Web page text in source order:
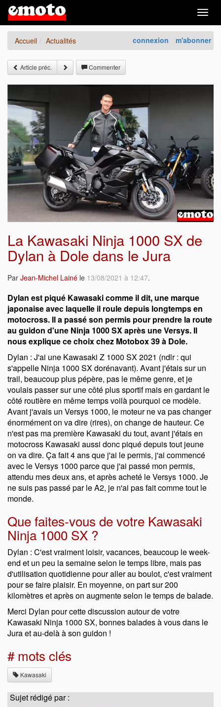
connexion m'abonner
Accueil Actualités
Article préc. Commenter
La Kawasaki Ninja 1000 SX de
Dylan à Dole dans le Jura
Par Jean-Michel Lainé le 13/08/2021 à 12:47.
Dylan est piqué Kawasaki comme il dit, une marque
japonaise avec laquelle il roule depuis longtemps en
motocross. Il a passé son permis pour prendre la route
au guidon d'une Ninja 1000 SX après une Versys. Il
nous explique ce choix chez Motobox 39 à Dole.
Dylan : J'ai une Kawasaki Z 1000 SX 2021 (ndlr : qui
s'appelle Ninja 1000 SX dorénavant). Avant j'étais sur un
trail, beaucoup plus pépère, pas le même genre, et je
voulais passer sur une côté plus sportif mais en gardant le
côté routière en même temps voilà pourquoi ce modèle.
Avant j'avais un Versys 1000, le moteur ne va pas changer
énormément on va dire (rires), on change de hauteur. Ce
n'est pas ma première Kawasaki du tout, avant j'étais en
motocross Kawasaki aussi donc piqué depuis tout jeune
on va dire. Ça fait 4 ans que j'ai le permis, j'ai commencé
avec le Versys 1000 parce que j'ai passé mon permis,
attendu mes deux ans, et après acheté le Versys 1000. Je
ne suis pas passé par le A2, je n'ai pas fait comme tout le
monde.
Que faites-vous de votre Kawasaki
Ninja 1000 SX ?
Dylan : C'est vraiment loisir, vacances, beaucoup le week-
end et un peu la semaine selon le temps libre, mais pas
d'utilisation quotidienne pour aller au boulot, c'est vraiment
pour se faire plaisir. En moyenne, on part sur 200
kilomètres et après on augmente selon le temps de balade.
Merci Dylan pour cette discussion autour de votre
Kawasaki Ninja 1000 SX, bonnes balades à vous dans le
Jura et au-delà à son guidon !
# mots clés
Kawasaki
Sujet rédigé par :